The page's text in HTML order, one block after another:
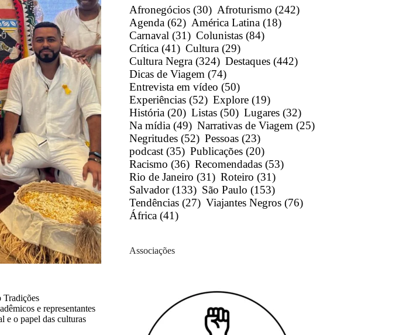
Tradições
e representantes
e o papel das culturas
Afronegócios (30) Afroturismo (242)
Agenda (62) América Latina (18)
Carnaval (31) Colunistas (84)
Crítica (41) Cultura (29)
Cultura Negra (324) Destaques (442)
Dicas de Viagem (74)
Entrevista em vídeo (50)
Experiências (52) Explore (19)
História (20) Listas (50) Lugares (32)
Na mídia (49) Narrativas de Viagem (25)
Negritudes (52) Pessoas (23)
podcast (35) Publicações (20)
Racismo (36) Recomendadas (53)
Rio de Janeiro (31) Roteiro (31)
Salvador (133) São Paulo (153)
Tendências (27) Viajantes Negros (76)
África (41)
Associações